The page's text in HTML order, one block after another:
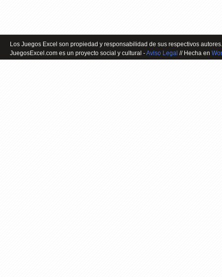
Los Juegos Excel son propiedad y responsabilidad de sus respectivos
JuegosExcel.com es un proyecto social y cultural -Aviso Legal // Hecha en